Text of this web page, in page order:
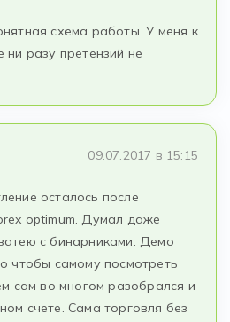
схема работы. У меня к
разу претензий не
09.07.2017 в 15:15
осталось после
optimum. Думал даже
с бинарниками. Демо
чтобы самому посмотреть
сам во многом разобрался и
счете. Сама торговля без